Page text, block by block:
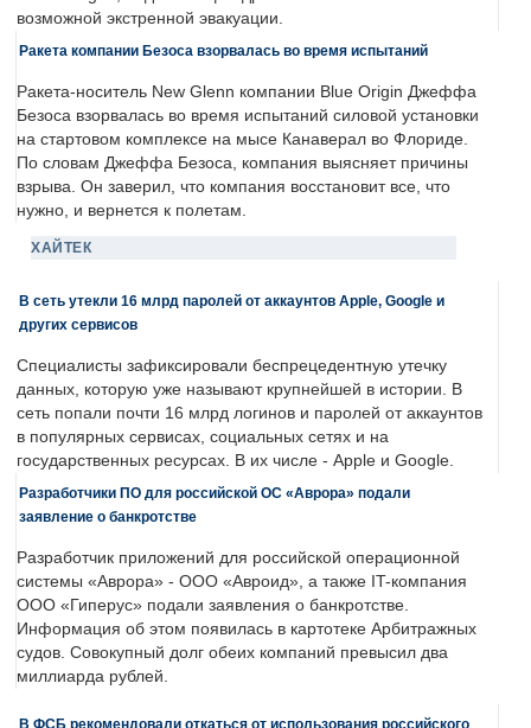
возможной экстренной эвакуации.
Ракета компании Безоса взорвалась во время испытаний
Ракета-носитель New Glenn компании Blue Origin Джеффа
Безоса взорвалась во время испытаний силовой установки
на стартовом комплексе на мысе Канаверал во Флориде.
По словам Джеффа Безоса, компания выясняет причины
взрыва. Он заверил, что компания восстановит все, что
нужно, и вернется к полетам.
ХАЙТЕК
В сеть утекли 16 млрд паролей от аккаунтов Apple, Google и
других сервисов
Специалисты зафиксировали беспрецедентную утечку
данных, которую уже называют крупнейшей в истории. В
сеть попали почти 16 млрд логинов и паролей от аккаунтов
в популярных сервисах, социальных сетях и на
государственных ресурсах. В их числе - Apple и Google.
Разработчики ПО для российской ОС «Аврора» подали
заявление о банкротстве
Разработчик приложений для российской операционной
системы «Аврора» - ООО «Авроид», а также IT-компания
ООО «Гиперус» подали заявления о банкротстве.
Информация об этом появилась в картотеке Арбитражных
судов. Совокупный долг обеих компаний превысил два
миллиарда рублей.
В ФСБ рекомендовали откаться от использования российского